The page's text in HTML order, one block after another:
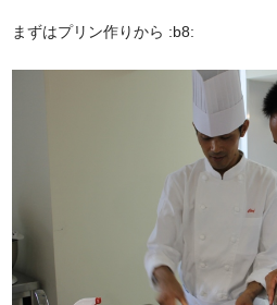
まずはプリン作りから :b8: